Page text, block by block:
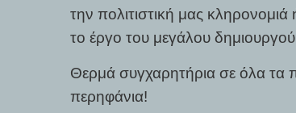
την πολιτιστική μας
το έργο του μεγάλου
Θερμά συγχαρητήρια σε όλα τα
περηφάνια!